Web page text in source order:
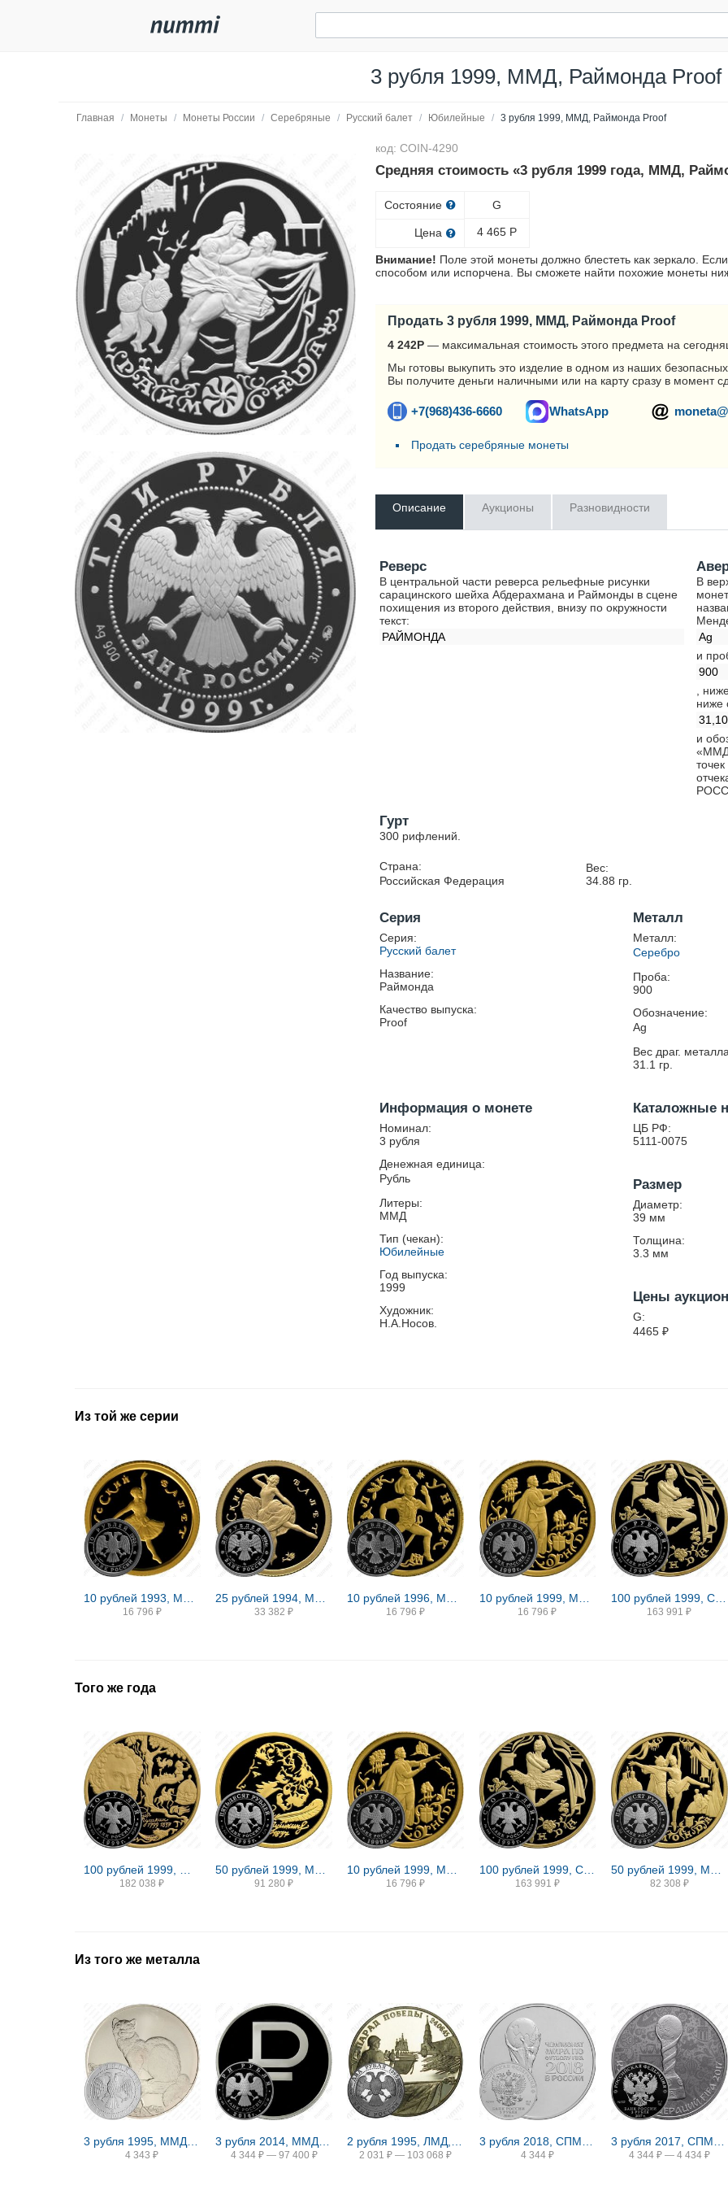
3 рубля 1999, ММД, Раймонда Proof
Главная / Монеты / Монеты России / Серебряные / Русский балет / Юбилейные / 3 рубля 1999, ММД, Раймонда Proof
код: COIN-4290
Средняя стоимость «3 рубля 1999 года, ММД,
Состояние
Цена
G
4 465 Р
Внимание! Поле этой монеты должно блестеть как зеркало.
способом или испорчена. Вы сможете найти похожие монеты
Продать 3 рубля 1999, ММД, Раймонда Proof
4 242Р — максимальная стоимость этого предмета на
Мы готовы выкупить это изделие в одном из наших
Вы получите деньги наличными или на карту сразу в момент
+7(968)436-6660 WhatsApp
Продать серебряные монеты
Описание Аукционы Разновидности
Реверс
В центральной части реверса рельефные рисунки
сарацинского шейха Абдерахмана и Раймонды в сцене
похищения из второго действия, внизу по окружности
текст:
РАЙМОНДА
В
Ag
и
900
,
ниже
31,10
и
Гурт
300 рифлений.
Страна:
Российская Федерация
Вес:
34.88 гр.
Серия
Серия:
Русский балет
Название:
Раймонда
Качество выпуска:
Proof
Металл
Металл:
Серебро
Проба:
900
Обозначение:
Ag
Вес драг.
31.1 гр.
Информация о монете
Номинал:
3 рубля
Денежная единица:
Рубль
Литеры:
ММД
Тип (чекан):
Юбилейные
Год выпуска:
1999
Художник:
Н.А.Носов.
Каталожные
ЦБ РФ:
5111-0075
Размер
Диаметр:
39 мм
Толщина:
3.3 мм
Цены
G:
4465 ₽
Из той же серии
16 796 ₽ 33 382 ₽ 16 796 ₽ 16 796 ₽
100 рублей 1999, СПМД, Раймонда, танцующая Раймонда
163 991 ₽
Того же года
182 038 ₽ 91 280 ₽ 16 796 ₽
100 рублей 1999, СПМД, Раймонда, танцующая Раймонда
163 991 ₽ 82 308 ₽
Из того же металла
4 343 ₽ 4 344 ₽ — 97 400 ₽ 2 031 ₽ — 103 068 ₽ 4 344 ₽ 4 344 ₽ — 4 434 ₽